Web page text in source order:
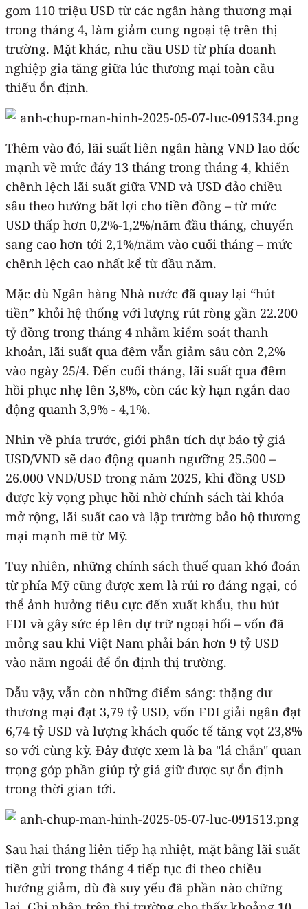
gom 110 triệu USD từ các ngân hàng thương mại
trong tháng 4, làm giảm cung ngoại tệ trên thị
trường. Mặt khác, nhu cầu USD từ phía doanh
nghiệp gia tăng giữa lúc thương mại toàn cầu
thiếu ổn định.
Thêm vào đó, lãi suất liên ngân hàng VND lao dốc
mạnh về mức đáy 13 tháng trong tháng 4, khiến
chênh lệch lãi suất giữa VND và USD đảo chiều
sâu theo hướng bất lợi cho tiền đồng – từ mức
USD thấp hơn 0,2%-1,2%/năm đầu tháng, chuyển
sang cao hơn tới 2,1%/năm vào cuối tháng – mức
chênh lệch cao nhất kể từ đầu năm.
Mặc dù Ngân hàng Nhà nước đã quay lại “hút
tiền” khỏi hệ thống với lượng rút ròng gần 22.200
tỷ đồng trong tháng 4 nhằm kiểm soát thanh
khoản, lãi suất qua đêm vẫn giảm sâu còn 2,2%
vào ngày 25/4. Đến cuối tháng, lãi suất qua đêm
hồi phục nhẹ lên 3,8%, còn các kỳ hạn ngắn dao
động quanh 3,9% - 4,1%.
Nhìn về phía trước, giới phân tích dự báo tỷ giá
USD/VND sẽ dao động quanh ngưỡng 25.500 –
26.000 VND/USD trong năm 2025, khi đồng USD
được kỳ vọng phục hồi nhờ chính sách tài khóa
mở rộng, lãi suất cao và lập trường bảo hộ thương
mại mạnh mẽ từ Mỹ.
Tuy nhiên, những chính sách thuế quan khó đoán
từ phía Mỹ cũng được xem là rủi ro đáng ngại, có
thể ảnh hưởng tiêu cực đến xuất khẩu, thu hút
FDI và gây sức ép lên dự trữ ngoại hối – vốn đã
mỏng sau khi Việt Nam phải bán hơn 9 tỷ USD
vào năm ngoái để ổn định thị trường.
Dẫu vậy, vẫn còn những điểm sáng: thặng dư
thương mại đạt 3,79 tỷ USD, vốn FDI giải ngân đạt
6,74 tỷ USD và lượng khách quốc tế tăng vọt 23,8%
so với cùng kỳ. Đây được xem là ba "lá chắn" quan
trọng góp phần giúp tỷ giá giữ được sự ổn định
trong thời gian tới.
Sau hai tháng liên tiếp hạ nhiệt, mặt bằng lãi suất
tiền gửi trong tháng 4 tiếp tục đi theo chiều
hướng giảm, dù đà suy yếu đã phần nào chững